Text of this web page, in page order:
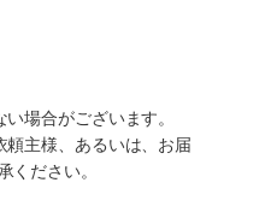
場合がございます。
主様、あるいは、お届
ださい。